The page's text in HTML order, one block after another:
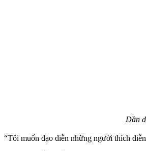
Dần
“Tôi muốn đạo diễn những người thích